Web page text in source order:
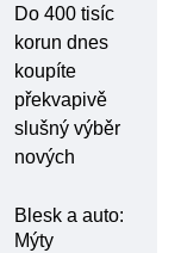
Do 400 tisíc
korun dnes
koupíte
překvapivě
slušný výběr
nových
Blesk a auto:
Mýty